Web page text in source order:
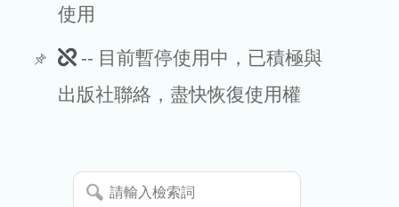
使用
此
期
暫
-- 目前暫停使用中，已積極與
出版社聯絡，盡快恢復使用權
請